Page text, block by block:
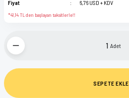
Fiyat
6,76 USD + KDV
*41,14 TL den başlayan taksitlerle!!
Adet
SEPETE EKLE